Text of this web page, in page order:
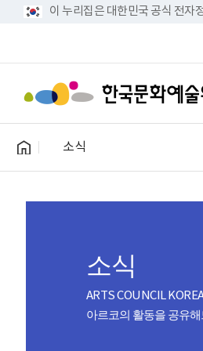
이 누리집은 대한민국 공식 전자
소식
소식
ARTS COUNCIL
아르코의 활동을 공유